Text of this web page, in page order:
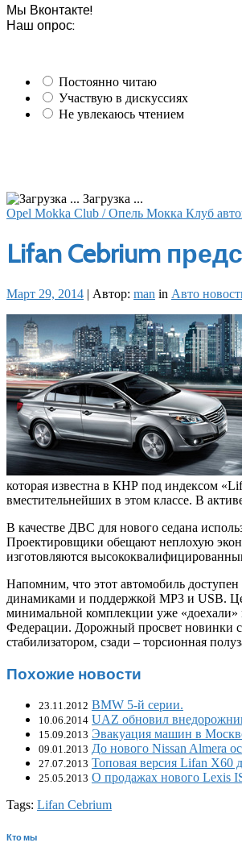
Мы Вконтакте!
Наш опрос:
Постоянно читаю
Участвую в дискуссиях
Не увлекаюсь чтением
Загрузка ...
Opel Mokka Club / Опель Мокка Клуб
Lifan Cebrium
Март 29, 2014 | Автор: man in Авто
которая известна в КНР под индексом
вместительнейших в этом классе. В
В качестве ДВС для нового седана
Проектировщики обещают неплохую
изготовляются
Напомним, что этот автомобиль
динамиками и поддержкой MP3 и USB.
минимальной комплекции уже «доехали»
Федерации. Дорожный просвет новинки
стабилизатором, сзади – торсионная
Похожие новости
23.11.2012 BMW 5-й серии.
10.06.2014 UAZ обновил
15.09.2013 Эвакуация машин в
09.01.2013 До нового Nissan Almera
27.07.2013 Топовая версия Lifan X60
25.05.2013 О продажах нового Lexis
Tags: Lifan Cebrium
Кто мы